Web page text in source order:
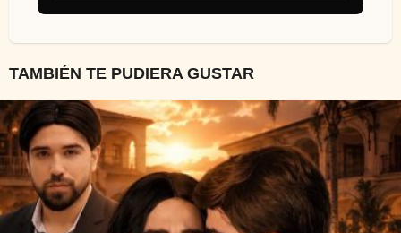
TAMBIÉN TE PUDIERA GUSTAR